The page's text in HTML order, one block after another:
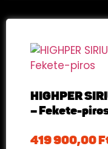
HIGHPER
– Fekete-
419 900,00